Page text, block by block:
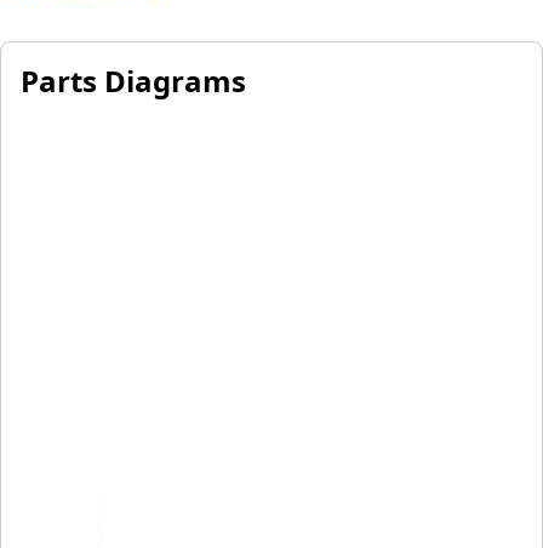
Parts Diagrams